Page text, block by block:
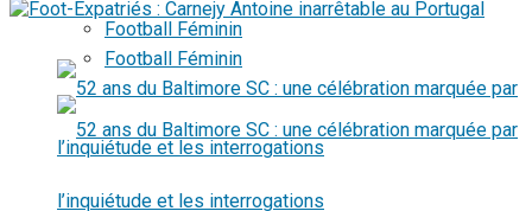
Football Féminin
Football Féminin